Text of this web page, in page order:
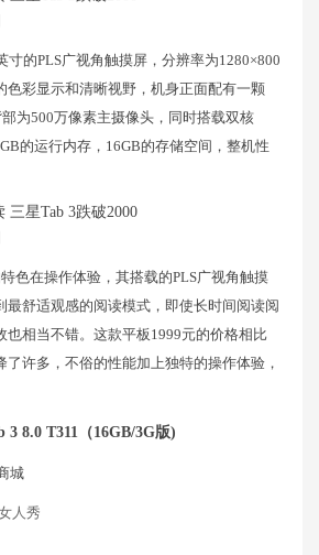
寸的PLS广视角触摸屏，分辨率为1280×800
色彩显示和清晰视野，机身正面配有一颗
为500万像素主摄像头，同时搭载双核
的运行内存，16GB的存储空间，整机性
色在操作体验，其搭载的PLS广视角触摸
最舒适观感的阅读模式，即使长时间阅读阅
也相当不错。这款平板1999元的价格相比
了许多，不俗的性能加上独特的操作体验，
3 8.0 T311（16GB/3G版)
城
人秀